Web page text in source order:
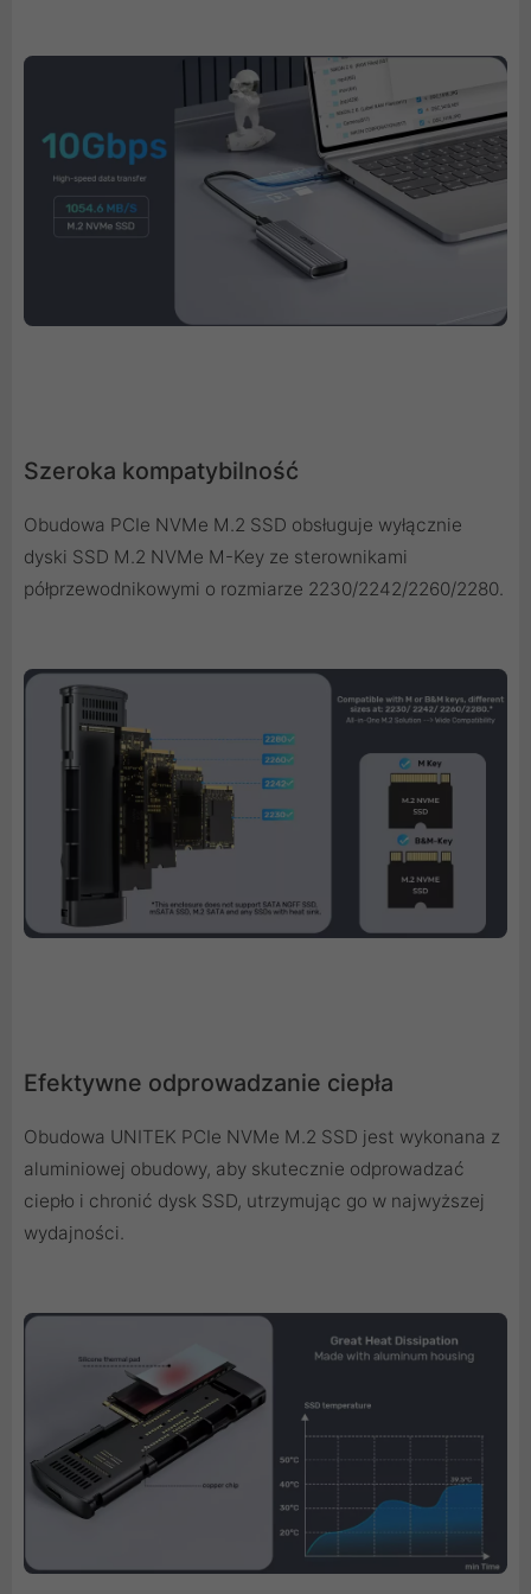
Szeroka kompatybilność
Obudowa PCIe NVMe M.2 SSD obsługuje wyłącznie
dyski SSD M.2 NVMe M-Key ze sterownikami
półprzewodnikowymi o rozmiarze 2230/2242/2260/2280.
Efektywne odprowadzanie ciepła
Obudowa UNITEK PCIe NVMe M.2 SSD jest wykonana z
aluminiowej obudowy, aby skutecznie odprowadzać
ciepło i chronić dysk SSD, utrzymując go w najwyższej
wydajności.